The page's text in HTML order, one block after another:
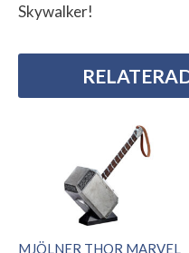
Skywalker!
MJÖLNER THOR MARVEL